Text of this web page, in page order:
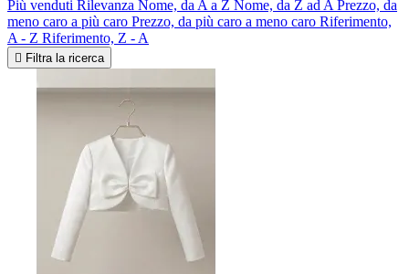
Più venduti Rilevanza Nome, da A a Z Nome, da Z ad A Prezzo, da
meno caro a più caro Prezzo, da più caro a meno caro Riferimento,
A - Z Riferimento, Z - A
 Filtra la ricerca